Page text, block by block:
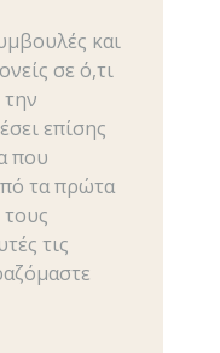
και
σε ό,τι
επίσης
που
τα πρώτα
τις